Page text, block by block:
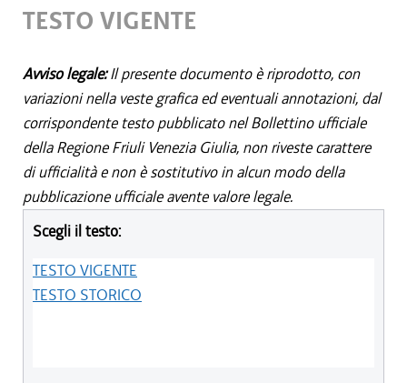
TESTO VIGENTE
Avviso legale:Il presente documento è riprodotto, con
variazioni nella veste grafica ed eventuali annotazioni, dal
corrispondente testo pubblicato nel Bollettino ufficiale
della Regione Friuli Venezia Giulia, non riveste carattere
di ufficialità e non è sostitutivo in alcun modo della
pubblicazione ufficiale avente valore legale.
Scegli il testo:
TESTO VIGENTE
TESTO STORICO